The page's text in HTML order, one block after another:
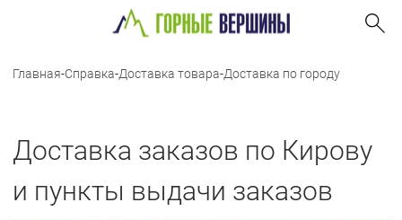
Главная-Справка-Доставка товара-Доставка по городу
Доставка заказов по Кирову
и пункты выдачи заказов